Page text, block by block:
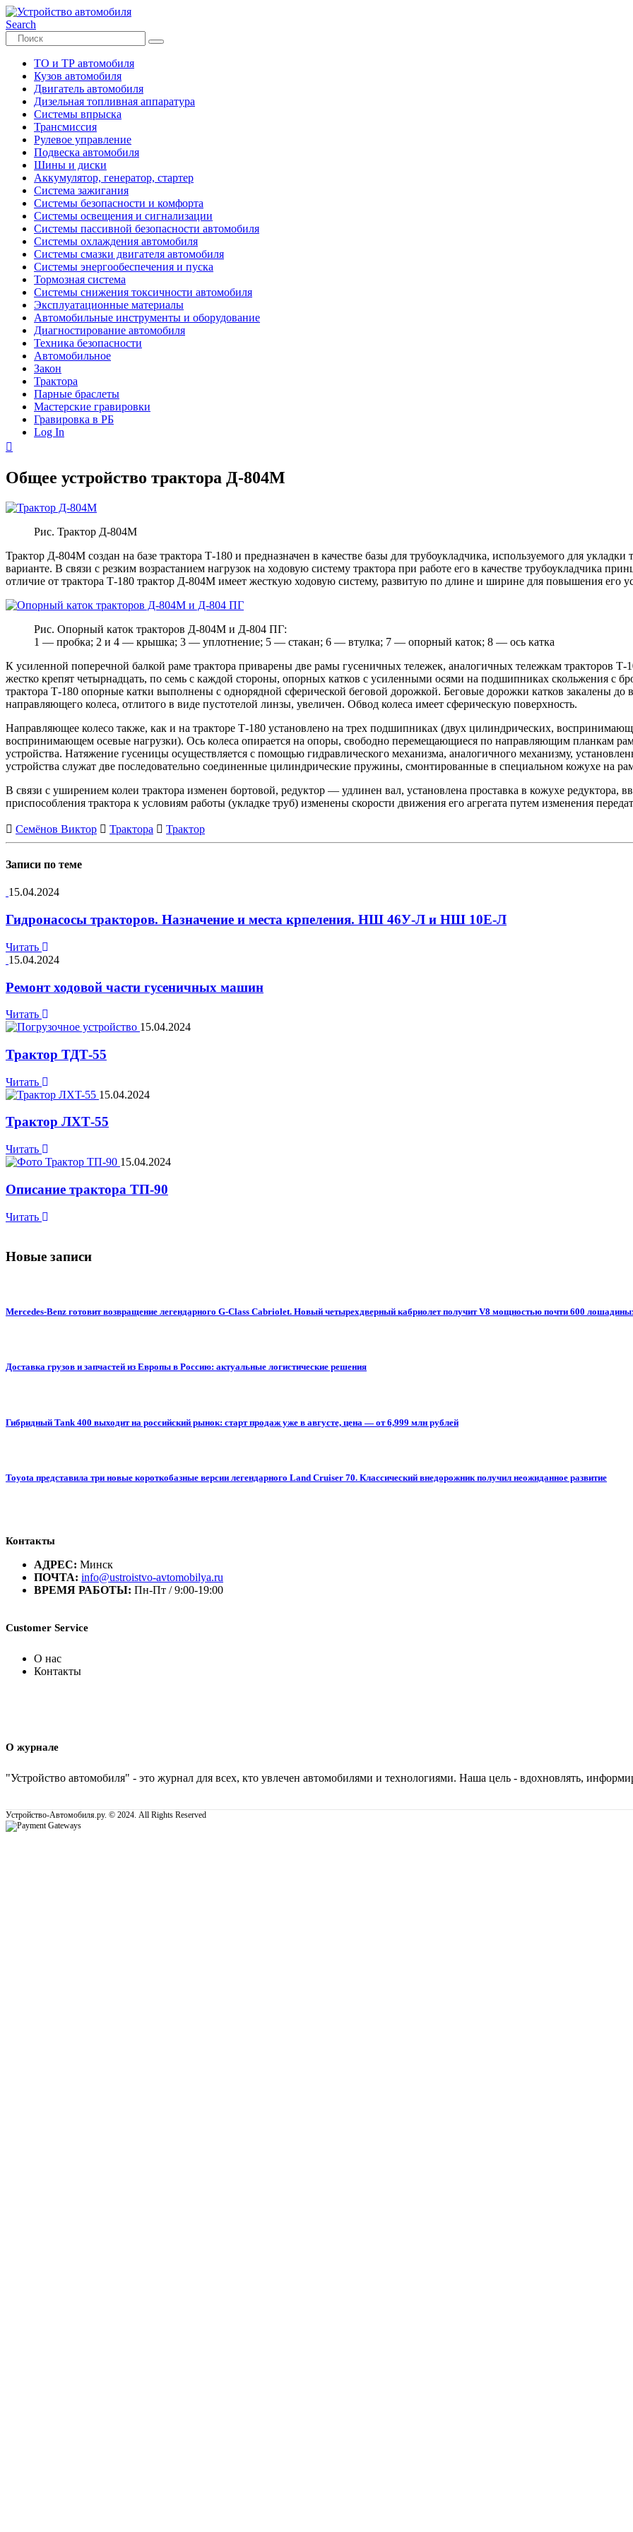
Search
ТО и ТР автомобиля
Кузов автомобиля
Двигатель автомобиля
Дизельная топливная аппаратура
Системы впрыска
Трансмиссия
Рулевое управление
Подвеска автомобиля
Шины и диски
Аккумулятор, генератор, стартер
Система зажигания
Системы безопасности и комфорта
Системы освещения и сигнализации
Системы пассивной безопасности автомобиля
Системы охлаждения автомобиля
Системы смазки двигателя автомобиля
Системы энергообеспечения и пуска
Тормозная система
Системы снижения токсичности автомобиля
Эксплуатационные материалы
Автомобильные инструменты и оборудование
Диагностирование автомобиля
Техника безопасности
Автомобильное
Закон
Трактора
Парные браслеты
Мастерские гравировки
Гравировка в РБ
Log In
Общее устройство трактора Д-804М
Рис. Трактор Д-804М
Трактор Д-804М создан на базе трактора Т-180 и предназначен в качестве базы для трубоукладчика, используемого для
варианте. В связи с резким возрастанием нагрузок на ходовую систему трактора при работе его в качестве трубоукладчика
отличие от трактора Т-180 трактор Д-804М имеет жесткую ходовую систему, развитую по длине и ширине для повышения его
Рис. Опорный каток тракторов Д-804М и Д-804 ПГ:
1 — пробка; 2 и 4 — крышка; 3 — уплотнение; 5 — стакан; 6 — втулка; 7 — опорный каток; 8 — ось катка
К усиленной поперечной балкой раме трактора приварены две рамы гусеничных тележек, аналогичных тележкам
жестко крепят четырнадцать, по семь с каждой стороны, опорных катков с усиленными осями на подшипниках скольжения с
трактора Т-180 опорные катки выполнены с однорядной сферической беговой дорожкой. Беговые дорожки катков закалены
направляющего колеса, отлитого в виде пустотелой линзы, увеличен. Обвод колеса имеет сферическую поверхность.
Направляющее колесо также, как и на тракторе Т-180 установлено на трех подшипниках (двух цилиндрических,
воспринимающем осевые нагрузки). Ось колеса опирается на опоры, свободно перемещающиеся по направляющим планкам
устройства. Натяжение гусеницы осуществляется с помощью гидравлического механизма, аналогичного механизму,
устройства служат две последовательно соединенные цилиндрические пружины, смонтированные в специальном кожухе на
В связи с уширением колеи трактора изменен бортовой, редуктор — удлинен вал, установлена проставка в кожухе редуктора,
приспособления трактора к условиям работы (укладке труб) изменены скорости движения его агрегата путем изменения
Семёнов Виктор Трактора Трактор
Записи по теме
15.04.2024
Гидронасосы тракторов. Назначение и места крпеления. НШ 46У-Л и НШ 10Е-Л
Читать
15.04.2024
Ремонт ходовой части гусеничных машин
Читать
15.04.2024
Трактор ТДТ-55
Читать
15.04.2024
Трактор ЛХТ-55
Читать
15.04.2024
Описание трактора ТП-90
Читать
Новые записи
Mercedes-Benz готовит возвращение легендарного G-Class Cabriolet. Новый четырехдверный кабриолет получит V8 мощностью почти 600
Доставка грузов и запчастей из Европы в Россию: актуальные логистические решения
Гибридный Tank 400 выходит на российский рынок: старт продаж уже в августе, цена — от 6,999 млн рублей
Toyota представила три новые короткобазные версии легендарного Land Cruiser 70. Классический внедорожник получил неожиданное развитие
Контакты
АДРЕС: Минск
ПОЧТА: info@ustroistvo-avtomobilya.ru
ВРЕМЯ РАБОТЫ: Пн-Пт / 9:00-19:00
Customer Service
О нас
Контакты
О журнале
"Устройство автомобиля" - это журнал для всех, кто увлечен автомобилями и технологиями. Наша цель - вдохновлять,
Устройство-Автомобиля.ру. © 2024. All Rights Reserved